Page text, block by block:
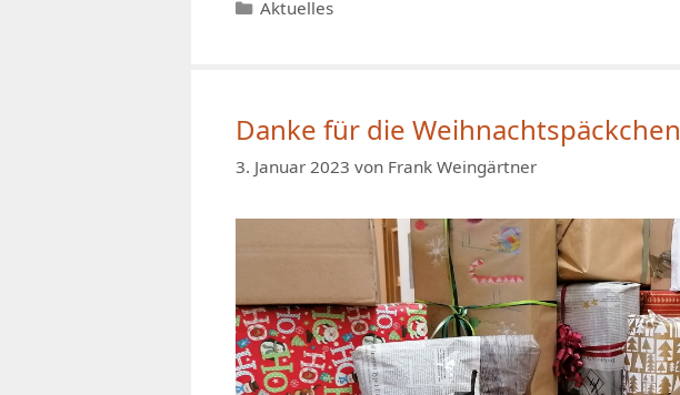
Kategorien
Aktuelles
Danke für die Weihnachtspäckchen
3. Januar 2023 von Frank Weingärtner